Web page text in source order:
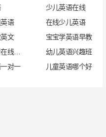
少儿英语在线
语
在线少儿英语
文
宝宝学英语早教
幼儿英语兴趣班
对一
儿童英语哪个好